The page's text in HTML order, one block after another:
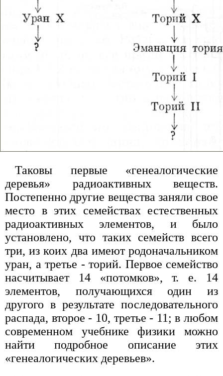
Таковы первые «генеалогические
деревья» радиоактивных веществ.
Постепенно другие вещества заняли свое
место в этих семействах естественных
радиоактивных элементов, и было
установлено, что таких семейств всего
три, из коих два имеют родоначальником
уран, а третье - торий. Первое семейство
насчитывает 14 «потомков», т. е. 14
элементов, получающихся один из
другого в результате последовательного
распада, второе - 10, третье - 11; в любом
современном учебнике физики можно
найти подробное описание этих
«генеалогических деревьев».